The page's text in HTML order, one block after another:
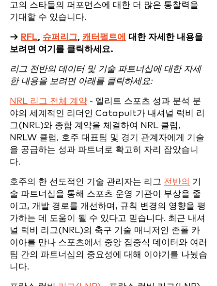
고의 스타들의 퍼포먼스에 대한 더 많은 통찰력을
기대할 수 있습니다.
→ RFL, 슈퍼리그, 캐터펄트에
대한 자세한 내용을
보려면 여기를 클릭하세요.
리그 전반의 데이터 및 기술 파트너십에 대한 자세
한 내용을 보려면 아래를 클릭하세요:
NRL 리그 전체 계약 - 엘리트 스포츠 성과 분석 분
야의 세계적인 리더인 Catapult가 내셔널 럭비 리
그(NRL)와 종합 계약을 체결하여 NRL 클럽,
NRLW 클럽, 호주 대표팀 및 경기 관계자에게 기술
을 공급하는 성과 파트너로 확고히 자리 잡았습니
다.
호주의 한 선도적인 기술 관리자는 리그 전반의 기
술 파트너십을 통해 스포츠 운영 기관이 부상을 줄
이고, 개발 경로를 개선하며, 규칙 변경의 영향을 평
가하는 데 도움이 될 수 있다고 믿습니다. 최근 내셔
널 럭비 리그(NRL)의 축구 기술 매니저인 존폴 카
이아를 만나 스포츠에서 중앙 집중식 데이터와 여러
팀 간의 파트너십의 중요성에 대해 이야기를 나눴습
니다.